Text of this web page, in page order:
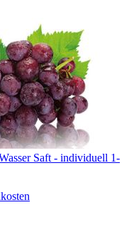
Saft - individuell 1-